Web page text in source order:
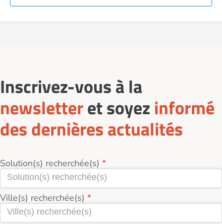
Inscrivez-vous à la
newsletteret soyez informé
des dernières actualités
Solution(s) recherchée(s)
Ville(s) recherchée(s)